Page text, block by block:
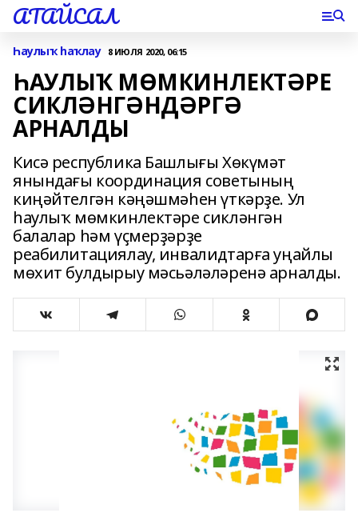
АТАЙСАЛ
Һаулыҡ һаҡлау 8 ИЮЛЯ 2020, 06:15
ҺАУЛЫҠ МӨМКИНЛЕКТӘРЕ
СИКЛӘНГӘНДӘРГӘ
АРНАЛДЫ
Кисә республика Башлығы Хөкүмәт
янындағы координация советының
киңәйтелгән кәңәшмәһен үткәрҙе. Ул
һаулыҡ мөмкинлектәре сикләнгән
балалар һәм үҫмерҙәрҙе
реабилитациялау, инвалидтарға уңайлы
мөхит булдырыу мәсьәләләренә арналды.